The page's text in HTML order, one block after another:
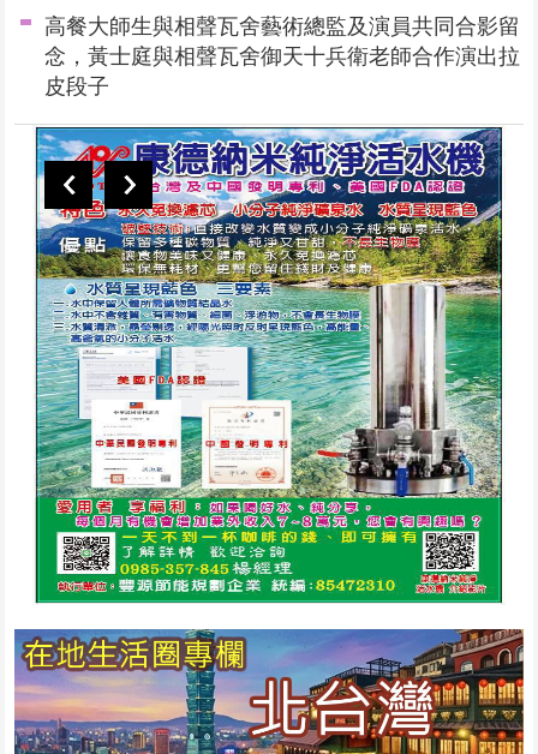
高餐大師生與相聲瓦舍藝術總監及演員共同合影留
念，黃士庭與相聲瓦舍御天十兵衛老師合作演出拉
皮段子